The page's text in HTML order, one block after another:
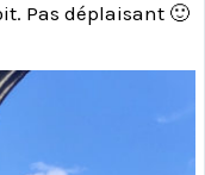
Pas déplaisant 🙂